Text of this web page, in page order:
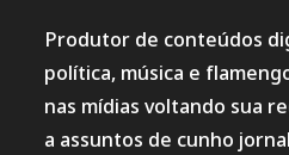
Produtor de conteúdos
política, música e
nas mídias voltando sua
a assuntos de cunho